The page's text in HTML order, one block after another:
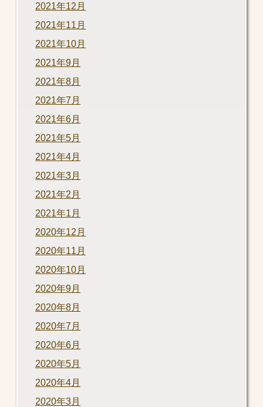
2021年12月
2021年11月
2021年10月
2021年9月
2021年8月
2021年7月
2021年6月
2021年5月
2021年4月
2021年3月
2021年2月
2021年1月
2020年12月
2020年11月
2020年10月
2020年9月
2020年8月
2020年7月
2020年6月
2020年5月
2020年4月
2020年3月